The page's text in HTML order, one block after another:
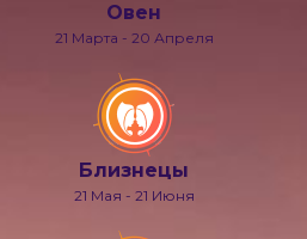
Овен
21 Марта - 20 Апреля
Близнецы
21 Мая - 21 Июня